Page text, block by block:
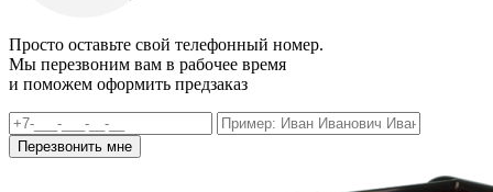
Просто оставьте свой телефонный номер.
Мы перезвоним вам в рабочее время
и поможем оформить предзаказ